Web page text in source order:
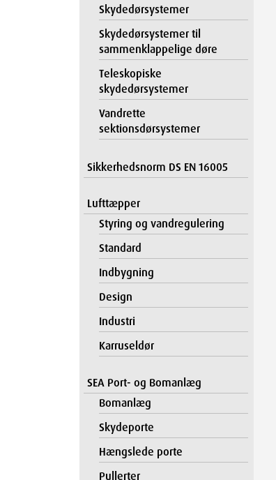
Skydedørsystemer
Skydedørsystemer til
sammenklappelige døre
Teleskopiske
skydedørsystemer
Vandrette
sektionsdørsystemer
Sikkerhedsnorm DS EN 16005
Lufttæpper
Styring og vandregulering
Standard
Indbygning
Design
Industri
Karruseldør
SEA Port- og Bomanlæg
Bomanlæg
Skydeporte
Hængslede porte
Pullerter